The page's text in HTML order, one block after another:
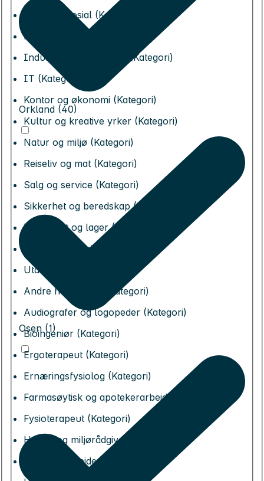
Helse og sosial (Kategori)
Håndverkere (Kategori)
Industri og produksjon (Kategori)
IT (Kategori)
Kontor og økonomi (Kategori)
Kultur og kreative yrker (Kategori)
Natur og miljø (Kategori)
Reiseliv og mat (Kategori)
Salg og service (Kategori)
Sikkerhet og beredskap (Kategori)
Transport og lager (Kategori)
Yrke ikke oppgitt (Kategori)
Utdanning (Kategori)
Andre helseyrker (Kategori)
Audiografer og logopeder (Kategori)
Bioingeniør (Kategori)
Ergoterapeut (Kategori)
Ernæringsfysiolog (Kategori)
Farmasøytisk og apotekerarbeid (Kategori)
Fysioterapeut (Kategori)
Helse- og miljørådgivere (Kategori)
Helsefagarbeider (Kategori)
Orkland (40)
Osen (1)